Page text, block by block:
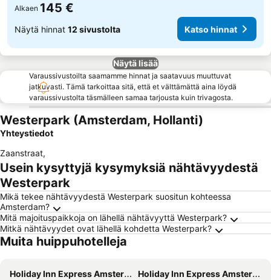
Alkaen 145 €
Näytä hinnat 12 sivustolta Katso hinnat
Näytä lisää
Varaussivustoilta saamamme hinnat ja saatavuus muuttuvat
jatkuvasti. Tämä tarkoittaa sitä, että et välttämättä aina löydä
varaussivustolta täsmälleen samaa tarjousta kuin trivagosta.
Westerpark (Amsterdam, Hollanti)
Yhteystiedot
Zaanstraat,
Usein kysyttyjä kysymyksiä nähtävyydestä
Westerpark
Mikä tekee nähtävyydestä Westerpark suositun kohteessa
Amsterdam?
Mitä majoituspaikkoja on lähellä nähtävyyttä Westerpark?
Mitkä nähtävyydet ovat lähellä kohdetta Westerpark?
Muita huippuhotelleja
Holiday Inn Express Amsterdam - North Riverside By Ihg
Holiday Inn Express Amsterdam - Arena Towers by IHG